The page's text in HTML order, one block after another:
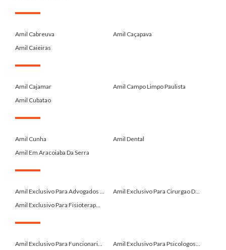
Amil Cabreuva
Amil Caçapava
Amil Caieiras
Amil Cajamar
Amil Campo Limpo Paulista
Amil Cubatao
Amil Cunha
Amil Dental
Amil Em Aracoiaba Da Serra
Amil Exclusivo Para Advogados ...
Amil Exclusivo Para Cirurgao D...
Amil Exclusivo Para Fisioterap...
Amil Exclusivo Para Funcionari... Amil Exclusivo Para Psicologos...